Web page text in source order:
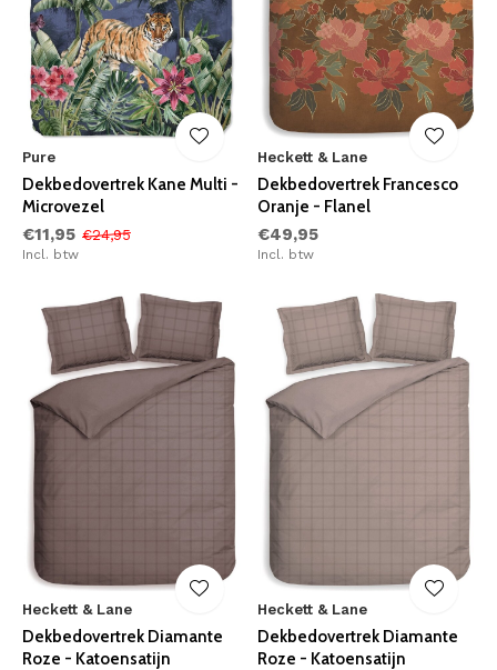
Pure
Dekbedovertrek Kane Multi -
Microvezel
€11,95 €24,95
Incl. btw
Heckett & Lane
Dekbedovertrek Francesco
Oranje - Flanel
€49,95
Incl. btw
Heckett & Lane
Dekbedovertrek Diamante
Roze - Katoensatijn
Heckett & Lane
Dekbedovertrek Diamante
Roze - Katoensatijn